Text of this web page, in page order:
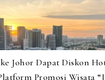
Johor Dapat Diskon
Promosi Wisata